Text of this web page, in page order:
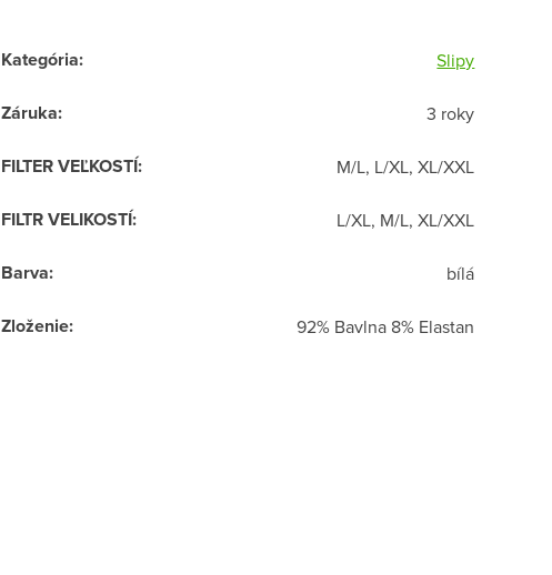
Kategória: Slipy
Záruka: 3 roky
FILTER VEĽKOSTÍ: M/L, L/XL, XL/XXL
FILTR VELIKOSTÍ: L/XL, M/L, XL/XXL
Barva: bílá
Zloženie: 92% Bavlna 8% Elastan